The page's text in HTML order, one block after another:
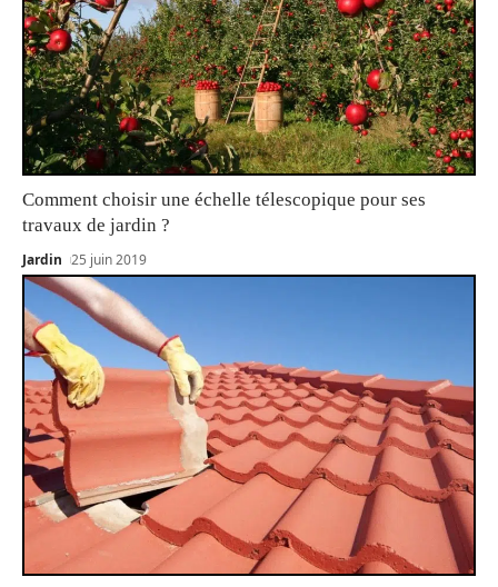
Comment choisir une échelle télescopique pour ses
travaux de jardin ?
Jardin 25 juin 2019